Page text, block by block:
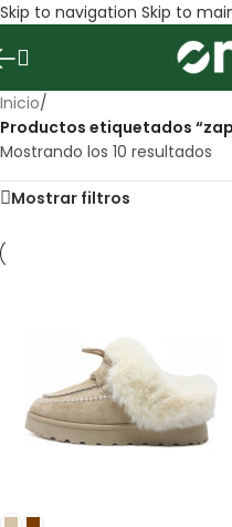
Skip to navigation Skip to
Inicio/
Productos etiquetados
Mostrando los 10 resultados
Mostrar filtros